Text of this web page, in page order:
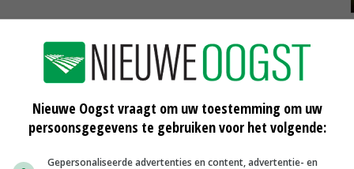
is voor de Veenkoloniën een streefbeeld
Het verkennen van de mogelijkheden voor een
onderdeel. Het streven is om in 2030 meer
hotspots en wegen en wijken ruimte te
en waterkanten.
Nieuwe Oogst vraagt om uw toestemming om uw
persoonsgegevens te gebruiken voor het volgende:
Gepersonaliseerde advertenties en content, advertentie- en